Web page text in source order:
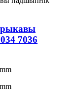
7036